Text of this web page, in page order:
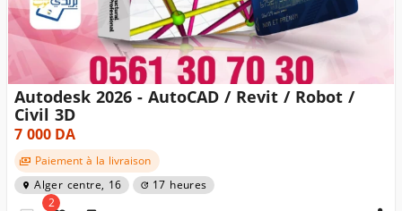
Autodesk 2026 - AutoCAD / Revit / Robot /
Civil 3D
7 000DA
Paiement à la livraison
Alger centre, 16
17 heures
2